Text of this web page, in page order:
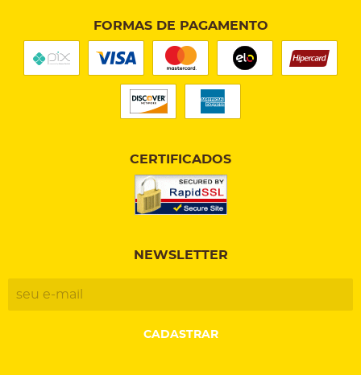
FORMAS DE PAGAMENTO
CERTIFICADOS
NEWSLETTER
CADASTRAR